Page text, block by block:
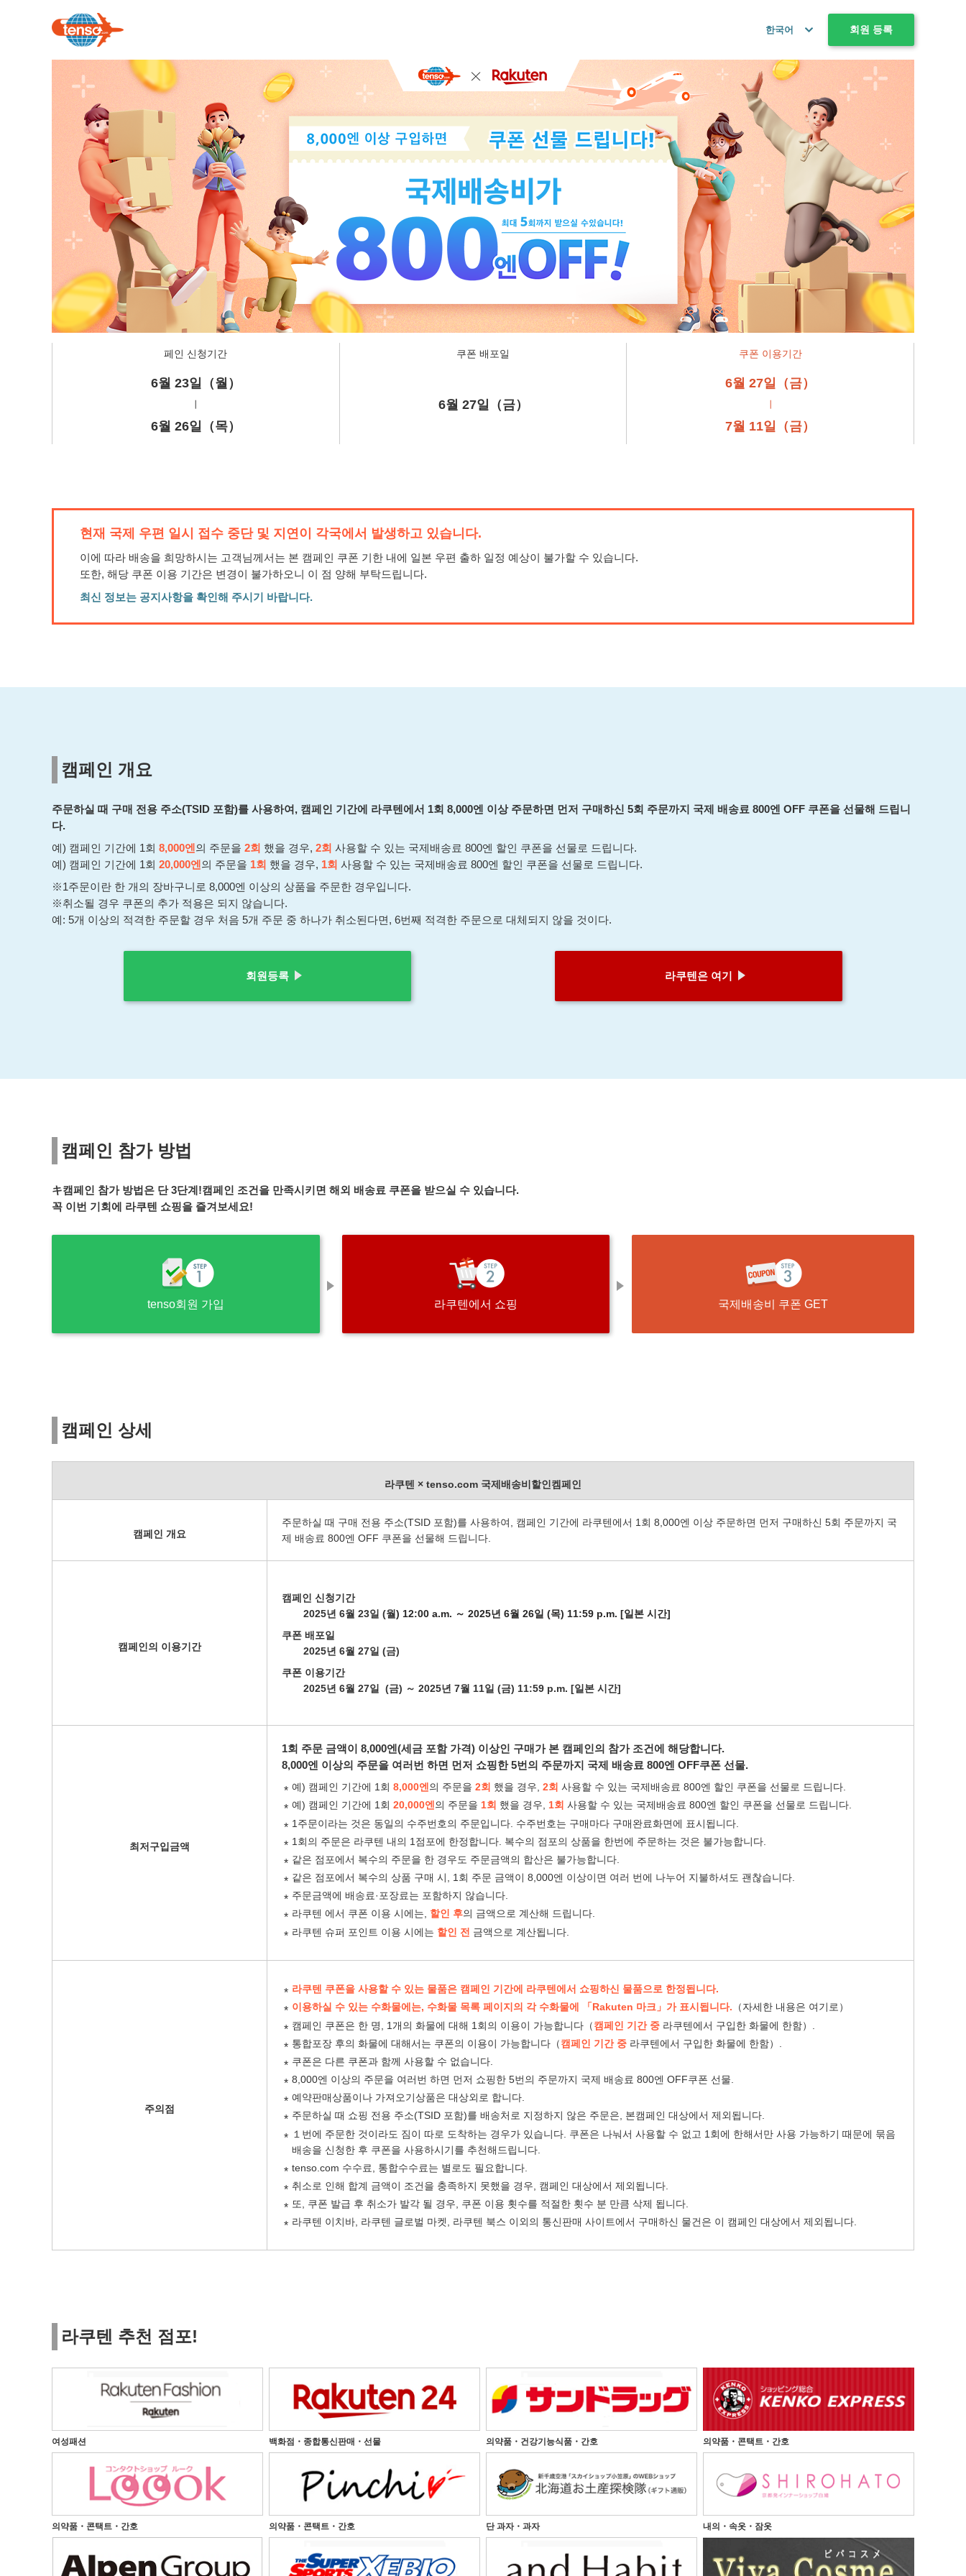
한국어 회원 등록
페인 신청기간
6월 23일（월）
6월 26일（목）
쿠폰 배포일
6월 27일（금）
쿠폰 이용기간
6월 27일（금）
7월 11일（금）
현재 국제 우편 일시 접수 중단 및 지연이 각국에서 발생하고 있습니다.
이에 따라 배송을 희망하시는 고객님께서는 본 캠페인 쿠폰 기한 내에 일본 우편 출하 일정 예상이 불가할 수 있습니다.
또한, 해당 쿠폰 이용 기간은 변경이 불가하오니 이 점 양해 부탁드립니다.
최신 정보는 공지사항을 확인해 주시기 바랍니다.
캠페인 개요
주문하실 때 구매 전용 주소(TSID 포함)를 사용하여, 캠페인 기간에 라쿠텐에서 1회 8,000엔 이상 주문하면 먼저 구매하신 5회 주문까지 국제 배송료 800엔 OFF 쿠폰을 선물해 드립니
다.
예) 캠페인 기간에 1회 8,000엔의 주문을 2회 했을 경우, 2회 사용할 수 있는 국제배송료 800엔 할인 쿠폰을 선물로 드립니다.
예) 캠페인 기간에 1회 20,000엔의 주문을 1회 했을 경우, 1회 사용할 수 있는 국제배송료 800엔 할인 쿠폰을 선물로 드립니다.
※1주문이란 한 개의 장바구니로 8,000엔 이상의 상품을 주문한 경우입니다.
※취소될 경우 쿠폰의 추가 적용은 되지 않습니다.
예: 5개 이상의 적격한 주문할 경우 처음 5개 주문 중 하나가 취소된다면, 6번째 적격한 주문으로 대체되지 않을 것이다.
회원등록 라쿠텐은 여기
캠페인 참가 방법
キ캠페인 참가 방법은 단 3단계!캠페인 조건을 만족시키면 해외 배송료 쿠폰을 받으실 수 있습니다.
꼭 이번 기회에 라쿠텐 쇼핑을 즐겨보세요!
tenso회원 가입 라쿠텐에서 쇼핑 국제배송비 쿠폰 GET
캠페인 상세
라쿠텐 × tenso.com 국제배송비할인켐페인
캠페인 개요
주문하실 때 구매 전용 주소(TSID 포함)를 사용하여, 캠페인 기간에 라쿠텐에서 1회 8,000엔 이상 주문하면 먼저 구매하신 5회 주문까지 국
제 배송료 800엔 OFF 쿠폰을 선물해 드립니다.
캠페인의 이용기간
캠페인 신청기간
2025년 6월 23일 (월) 12:00 a.m. ～ 2025년 6월 26일 (목) 11:59 p.m. [일본 시간]
쿠폰 배포일
2025년 6월 27일 (금)
쿠폰 이용기간
2025년 6월 27일 (금) ～ 2025년 7월 11일 (금) 11:59 p.m. [일본 시간]
최저구입금액
1회 주문 금액이 8,000엔(세금 포함 가격) 이상인 구매가 본 캠페인의 참가 조건에 해당합니다.
8,000엔 이상의 주문을 여러번 하면 먼저 쇼핑한 5번의 주문까지 국제 배송료 800엔 OFF쿠폰 선물.
예) 캠페인 기간에 1회8,000엔 의 주문을2회 했을 경우,2회 사용할 수 있는 국제배송료 800엔 할인 쿠폰을 선물로 드립니다.
예) 캠페인 기간에 1회20,000엔의 주문을1회 했을 경우,1회 사용할 수 있는 국제배송료 800엔 할인 쿠폰을 선물로 드립니다.
1주문이라는 것은 동일의 수주번호의 주문입니다. 수주번호는 구매마다 구매완료화면에 표시됩니다.
1회의 주문은 라쿠텐 내의 1점포에 한정합니다. 복수의 점포의 상품을 한번에 주문하는 것은 불가능합니다.
같은 점포에서 복수의 주문을 한 경우도 주문금액의 합산은 불가능합니다.
같은 점포에서 복수의 상품 구매 시, 1회 주문 금액이 8,000엔 이상이면 여러 번에 나누어 지불하셔도 괜찮습니다.
주문금액에 배송료·포장료는 포함하지 않습니다.
라쿠텐 에서 쿠폰 이용 시에는, 할인 후의 금액으로 계산해 드립니다.
라쿠텐 슈퍼 포인트 이용 시에는 할인 전 금액으로 계산됩니다.
주의점
라쿠텐 쿠폰을 사용할 수 있는 물품은 캠페인 기간에 라쿠텐에서 쇼핑하신 물품으로 한정됩니다.
이용하실 수 있는 수화물에는, 수화물 목록 페이지의 각 수화물에 「Rakuten 마크」가 표시됩니다. （자세한 내용은 여기로）
캠페인 쿠폰은 한 명, 1개의 화물에 대해 1회의 이용이 가능합니다（캠페인 기간 중 라쿠텐에서 구입한 화물에 한함）.
통합포장 후의 화물에 대해서는 쿠폰의 이용이 가능합니다（캠페인 기간 중 라쿠텐에서 구입한 화물에 한함）.
쿠폰은 다른 쿠폰과 함께 사용할 수 없습니다.
8,000엔 이상의 주문을 여러번 하면 먼저 쇼핑한 5번의 주문까지 국제 배송료 800엔 OFF쿠폰 선물.
예약판매상품이나 가져오기상품은 대상외로 합니다.
주문하실 때 쇼핑 전용 주소(TSID 포함)를 배송처로 지정하지 않은 주문은, 본캠페인 대상에서 제외됩니다.
１번에 주문한 것이라도 짐이 따로 도착하는 경우가 있습니다. 쿠폰은 나눠서 사용할 수 없고 1회에 한해서만 사용 가능하기 때문에 묶음
배송을 신청한 후 쿠폰을 사용하시기를 추천해드립니다.
tenso.com 수수료, 통합수수료는 별로도 필요합니다.
취소로 인해 합계 금액이 조건을 충족하지 못했을 경우, 캠페인 대상에서 제외됩니다.
또, 쿠폰 발급 후 취소가 발각 될 경우, 쿠폰 이용 횟수를 적절한 횟수 분 만큼 삭제 됩니다.
라쿠텐 이치바, 라쿠텐 글로벌 마켓, 라쿠텐 북스 이외의 통신판매 사이트에서 구매하신 물건은 이 캠페인 대상에서 제외됩니다.
라쿠텐 추천 점포!
여성패션 백화점・종합통신판매・선물 의약품・건강기능식품・간호 의약품・콘택트・간호
의약품・콘택트・간호 의약품・콘택트・간호 단 과자・과자 내의・속옷・잠옷